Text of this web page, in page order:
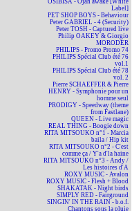
OSIBISA - Ojah awake [White
Label]
PET SHOP BOYS - Behaviour
Peter GABRIEL - 4 (Security)
Peter TOSH - Captured live
Philip OAKEY & Giorgio
MORODER
PHILIPS - Promo Promo 74
PHILIPS Spécial Club été 76
vol.1
PHILIPS Spécial Club été 78
vol. 2
Pierre SCHAEFFER & Pierre
HENRY - Symphonie pour un
homme seul
PRODIGY - Speedway (theme
from Fastlane)
QUEEN - Live magic
REAL THING - Boogie down
RITA MITSOUKO n°1 - Marcia
baila / Hip kit
RITA MITSOUKO n°2 - C'est
comme ça / Y'a d'la haine
RITA MITSOUKO n°3 - Andy /
Les histoires d'A
ROXY MUSIC - Avalon
ROXY MUSIC - Flesh + Blood
SHAKATAK - Night birds
SIMPLY RED - Fairground
SINGIN' IN THE RAIN - b.o.f.
Chantons sous la pluie